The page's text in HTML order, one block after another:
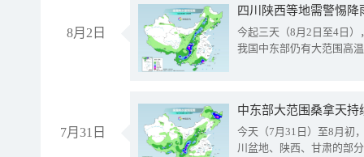
8月2日
今起三天（8月2日至4日
我国中东部仍有大范围高
7月31日
中东部大范围桑拿天
今天（7月31日）至8月初
川盆地、陕西、甘肃的部